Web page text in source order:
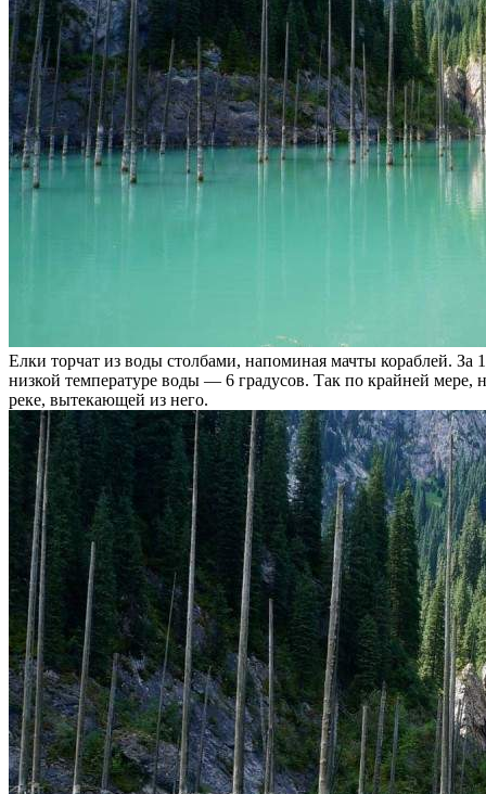
Елки торчат из воды столбами, напоминая мачты кораблей. За
низкой температуре воды — 6 градусов. Так по крайней
реке, вытекающей из него.